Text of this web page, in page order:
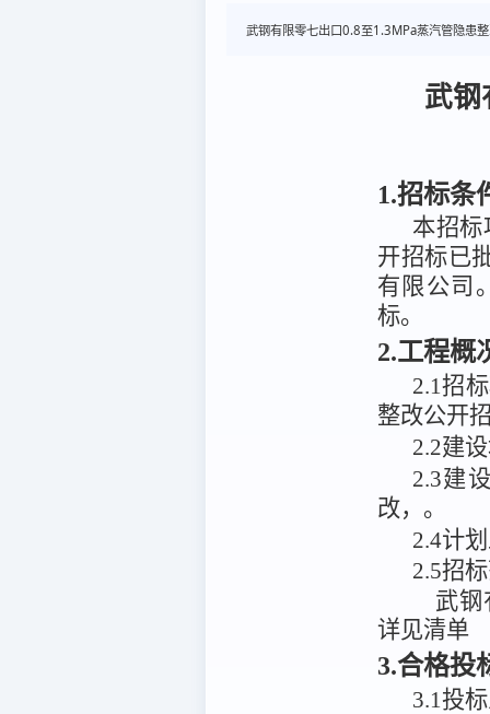
武钢有限零七出口0.8至1.3MPa蒸汽管隐患
武钢
1.招标条
本招标
开招标已
有限公司
标。
2.工程概
2.1招
整改公开
2.2建
2.3建
改， 。
2.4计
2.5招
武钢
详见清单
3.合格投
3.1投